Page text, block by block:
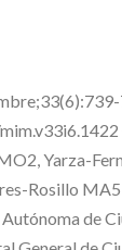
Yarza-
Rosillo
de